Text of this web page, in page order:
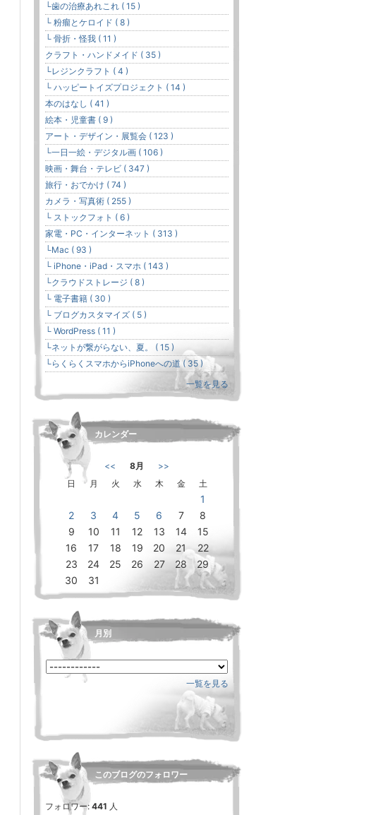
└歯の治療あれこれ ( 15 )
└ 粉瘤とケロイド ( 8 )
└ 骨折・怪我 ( 11 )
クラフト・ハンドメイド ( 35 )
└レジンクラフト ( 4 )
└ ハッピートイズプロジェクト ( 14 )
本のはなし ( 41 )
絵本・児童書 ( 9 )
アート・デザイン・展覧会 ( 123 )
└一日一絵・デジタル画 ( 106 )
映画・舞台・テレビ ( 347 )
旅行・おでかけ ( 74 )
カメラ・写真術 ( 255 )
└ ストックフォト ( 6 )
家電・PC・インターネット ( 313 )
└Mac ( 93 )
└ iPhone・iPad・スマホ ( 143 )
└クラウドストレージ ( 8 )
└ 電子書籍 ( 30 )
└ ブログカスタマイズ ( 5 )
└ WordPress ( 11 )
└ネットが繋がらない、夏。 ( 15 )
└らくらくスマホからiPhoneへの道 ( 35 )
一覧を見る
カレンダー
<< 8月
>>
日
月 火 水 木 金 土
1
2
3 4 5 6 7
8
9
10 11 12 13 14
15
16
17 18 19 20 21
22
23
24 25 26 27 28
29
30
31
月別
一覧を見る
このブログのフォロワー
フォロワー: 441 人